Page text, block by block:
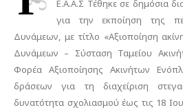
Ε.Α.Α.Σ Τέθηκε σε δημόσια
για την εκποίηση της
Δυνάμεων, με τίτλο «Αξιοποίηση
Δυνάμεων – Σύσταση Ταμείου
Φορέα Αξιοποίησης Ακινήτων
δράσεων για τη διαχείριση
δυνατότητα σχολιασμού έως τις 18